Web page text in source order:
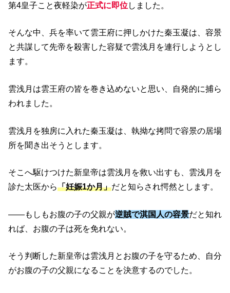
第4皇子こと夜軽染が正式に即位しました。
そんな中、兵を率いて雲王府に押しかけた秦玉凝は、容景
と共謀して先帝を殺害した容疑で雲浅月を連行しようとし
ます。
雲浅月は雲王府の皆を巻き込めないと思い、自発的に捕ら
われました。
雲浅月を独房に入れた秦玉凝は、執拗な拷問で容景の居場
所を聞き出そうとします。
そこへ駆けつけた新皇帝は雲浅月を救い出すも、雲浅月を
診た太医から「妊娠1か月」だと知らされ愕然とします。
――もしもお腹の子の父親が逆賊で淇国人の容景だと知れ
れば、お腹の子は死を免れない。
そう判断した新皇帝は雲浅月とお腹の子を守るため、自分
がお腹の子の父親になることを決意するのでした。